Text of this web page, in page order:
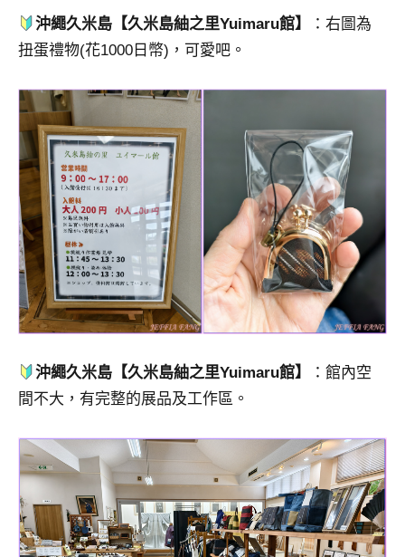
沖繩久米島【久米島紬之里Yuimaru館】
：右圖為
扭蛋禮物(花1000日幣)，可愛吧。
沖繩久米島【久米島紬之里Yuimaru館】
：館內空
間不大，有完整的展品及工作區。